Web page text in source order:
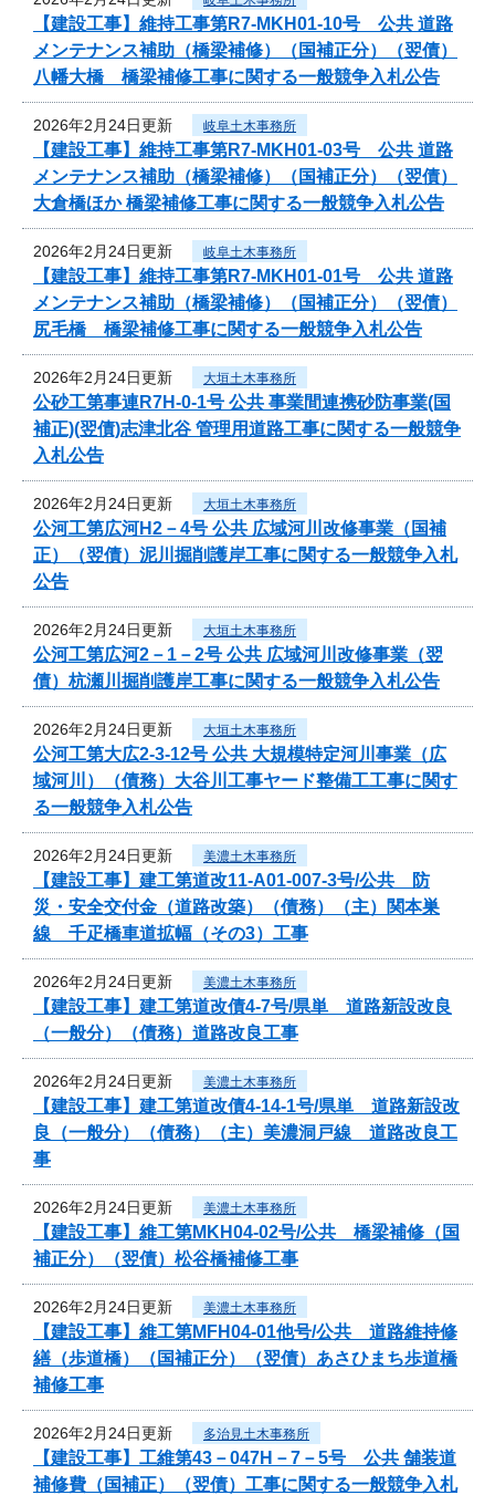
【建設工事】維持工事第R7-MKH01-10号 公共 道路
メンテナンス補助（橋梁補修）（国補正分）（翌債）
八幡大橋 橋梁補修工事に関する一般競争入札公告
2026年2月24日更新 岐阜土木事務所
【建設工事】維持工事第R7-MKH01-03号 公共 道路
メンテナンス補助（橋梁補修）（国補正分）（翌債）
大倉橋ほか 橋梁補修工事に関する一般競争入札公告
2026年2月24日更新 岐阜土木事務所
【建設工事】維持工事第R7-MKH01-01号 公共 道路
メンテナンス補助（橋梁補修）（国補正分）（翌債）
尻毛橋 橋梁補修工事に関する一般競争入札公告
2026年2月24日更新 大垣土木事務所
公砂工第事連R7H-0-1号 公共 事業間連携砂防事業(国
補正)(翌債)志津北谷 管理用道路工事に関する一般競争
入札公告
2026年2月24日更新 大垣土木事務所
公河工第広河H2－4号 公共 広域河川改修事業（国補
正）（翌債）泥川掘削護岸工事に関する一般競争入札
公告
2026年2月24日更新 大垣土木事務所
公河工第広河2－1－2号 公共 広域河川改修事業（翌
債）杭瀬川掘削護岸工事に関する一般競争入札公告
2026年2月24日更新 大垣土木事務所
公河工第大広2-3-12号 公共 大規模特定河川事業（広
域河川）（債務）大谷川工事ヤード整備工工事に関す
る一般競争入札公告
2026年2月24日更新 美濃土木事務所
【建設工事】建工第道改11-A01-007-3号/公共 防
災・安全交付金（道路改築）（債務）（主）関本巣
線 千疋橋車道拡幅（その3）工事
2026年2月24日更新 美濃土木事務所
【建設工事】建工第道改債4-7号/県単 道路新設改良
（一般分）（債務）道路改良工事
2026年2月24日更新 美濃土木事務所
【建設工事】建工第道改債4-14-1号/県単 道路新設改
良（一般分）（債務）（主）美濃洞戸線 道路改良工
事
2026年2月24日更新 美濃土木事務所
【建設工事】維工第MKH04-02号/公共 橋梁補修（国
補正分）（翌債）松谷橋補修工事
2026年2月24日更新 美濃土木事務所
【建設工事】維工第MFH04-01他号/公共 道路維持修
繕（歩道橋）（国補正分）（翌債）あさひまち歩道橋
補修工事
2026年2月24日更新 多治見土木事務所
【建設工事】工維第43－047H－7－5号 公共 舗装道
補修費（国補正）（翌債）工事に関する一般競争入札